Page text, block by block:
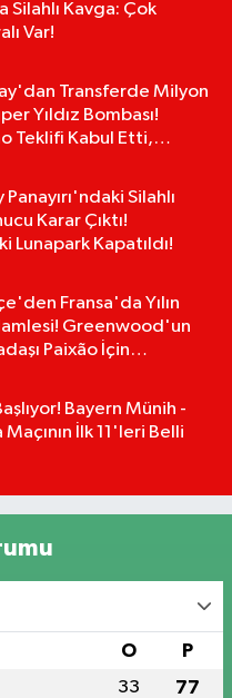
Silahlı Kavga: Çok
Var!
Transferde Milyon
Yıldız Bombası!
Teklifi Kabul Etti,
Silahlı
Karar Çıktı!
Lunapark Kapatıldı!
Fransa'da Yılın
Greenwood'un
Paixão İçin
Bayern Münih -
İlk 11'leri Belli
O P
33 77